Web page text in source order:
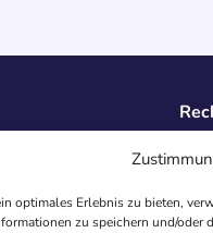
optimales Erlebnis zu bieten,
zu speichern und/oder